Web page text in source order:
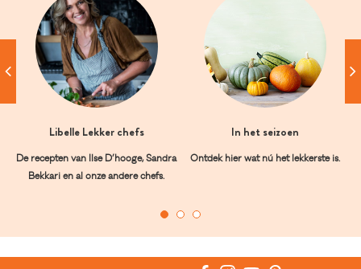
Libelle Lekker chefs
De recepten van Ilse D’hooge, Sandra
Bekkari en al onze andere chefs.
In het seizoen
Ontdek hier wat nú het lekkerste is.